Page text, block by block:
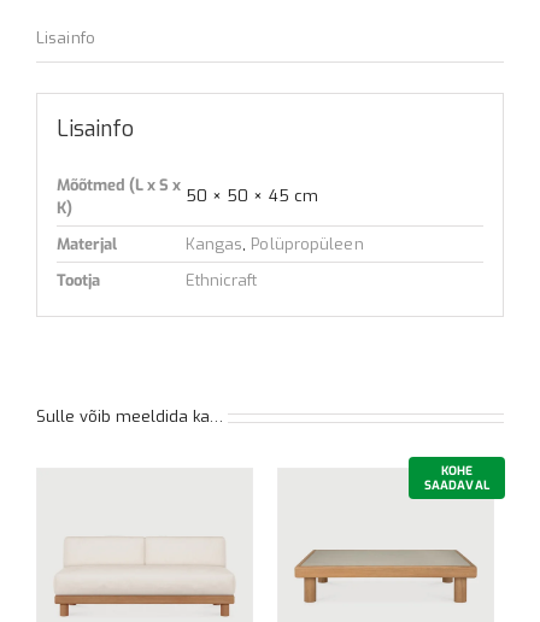
Lisainfo
Lisainfo
Mõõtmed (L x S x
K)
50 × 50 × 45 cm
Materjal Kangas, Polüpropüleen
Tootja
Ethnicraft
Sulle võib meeldida ka…
KOHE
SAADAVAL